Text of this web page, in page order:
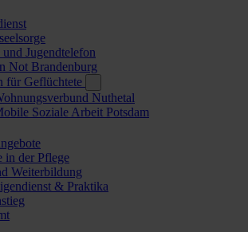
Jugendtelefon
Not Brandenburg
für Geflüchtete
Nuthetal
Soziale Arbeit Potsdam
in der Pflege
Weiterbildung
& Praktika